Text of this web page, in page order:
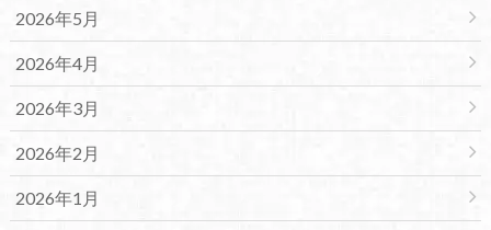
2026年5月
2026年4月
2026年3月
2026年2月
2026年1月